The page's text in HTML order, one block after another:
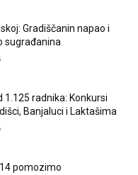
Gradiščanin napao i
sugrađanina
1.125 radnika: Konkursi
Banjaluci i Laktašima
pomozimo